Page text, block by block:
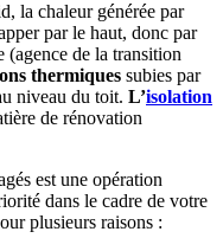
la chaleur générée par
par le haut, donc par
(agence de la transition
thermiques subies par
niveau du toit. L’isolation
de rénovation
est une opération
dans le cadre de votre
plusieurs raisons :